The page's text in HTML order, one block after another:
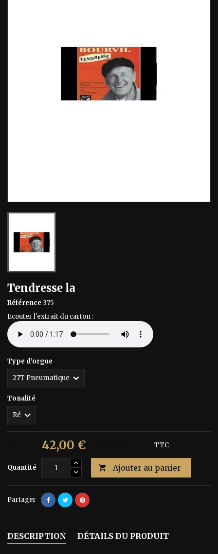
Tendresse la
Référence 375
Ecouter l'extrait du carton :
Type d'orgue
Tonalité
42,00 € TTC
Quantité  Ajouter au panier
Partager
DESCRIPTION DÉTAILS DU PRODUIT